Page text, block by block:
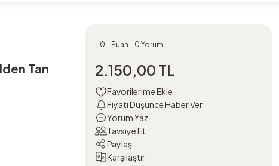
Tan
0 - Puan - 0 Yorum
2.150,00 TL
Fiyatı Düşünce Haber Ver
Yorum Yaz
Tavsiye Et
Paylaş
Karşılaştır